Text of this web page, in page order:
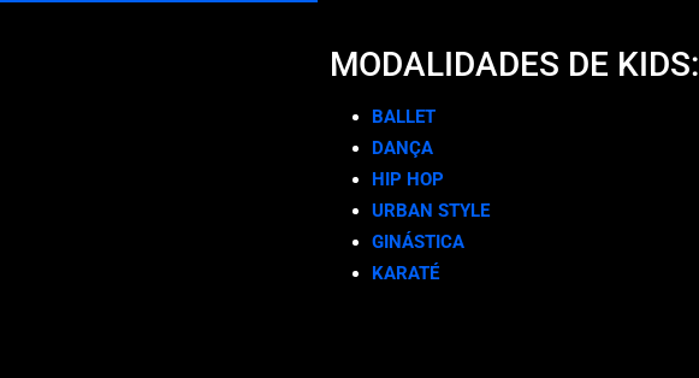
MODALIDADES DE KIDS:
BALLET
DANÇA
HIP HOP
URBAN STYLE
GINÁSTICA
KARATÉ